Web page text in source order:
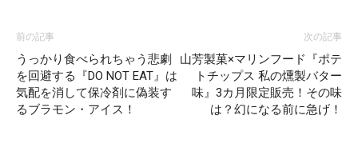
前の記事
うっかり食べられちゃう悲劇
を回避する『DO NOT EAT』は
気配を消して保冷剤に偽装す
るブラモン・アイス！
次の記事
山芳製菓×マリンフード『ポテ
トチップス 私の燻製バター
味』3カ月限定販売！その味
は？幻になる前に急げ！